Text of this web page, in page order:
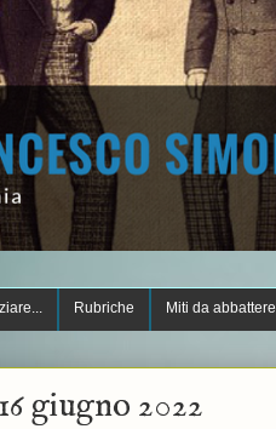
Rubriche Miti da abbattere
giugno 2022